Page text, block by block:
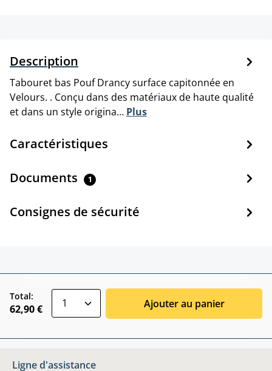
Description
Tabouret bas Pouf Drancy surface capitonnée en
Velours. . Conçu dans des matériaux de haute qualité
et dans un style origina… Plus
Caractéristiques
Documents 1
Consignes de sécurité
Total:
62,90 € Ajouter au panier
Ligne d'assistance